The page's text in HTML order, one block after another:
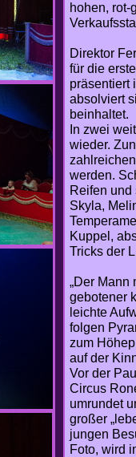
hohen, rot-
Direktor
für die
präsentiert
absolviert
beinhaltet.
In zwei
wieder.
werden.
Reifen
Skyla,
Kuppel,
Tricks der
„Der Mann
gebotener
leichte
folgen
zum
auf der
Vor der
Circus
umrundet
großer
jungen
Foto, wird